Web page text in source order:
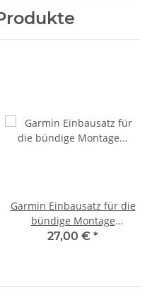
Garmin Einbausatz für die
bündige Montage
GPSMAP923 010-12991-01
27,00 € *